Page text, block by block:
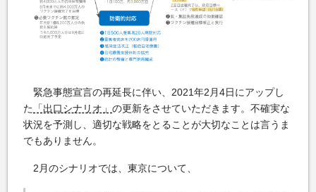
緊急事態宣言の再延長に伴い、2021年2月4日にアップし
た
「出口シナリオ」 の更新をさせていただきます。不確実な
状況を予測し、適切な戦略をとることが大切なことは言うま
でもありません。
2月のシナリオでは、東京について、